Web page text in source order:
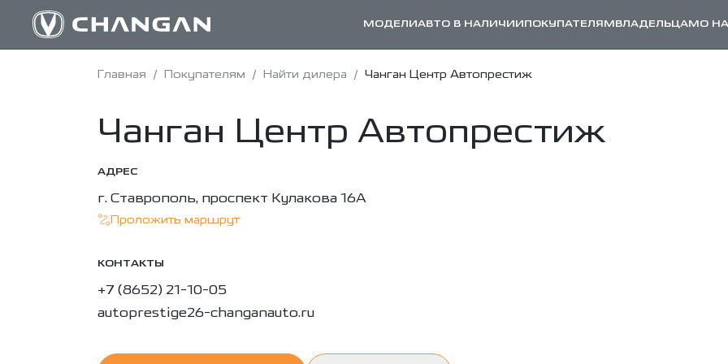
МОДЕЛИАВТО В НАЛИЧИИПОКУПАТЕЛЯМВЛАДЕЛЬЦАМО
Главная / Покупателям / Найти дилера / Чанган Центр Автопрестиж
Чанган Центр Автопрестиж
АДРЕС
г. Ставрополь, проспект Кулакова 16А
Проложить маршрут
КОНТАКТЫ
+7 (8652) 21-10-05
autoprestige26-changanauto.ru